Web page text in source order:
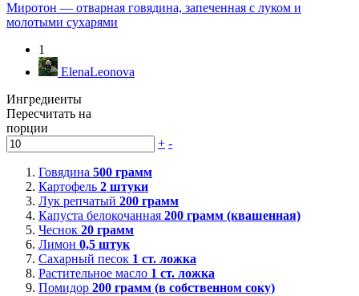
Миротон — отварная говядина, запеченная с луком и
молотыми сухарями
1
ElenaLeonova
Ингредиенты
Пересчитать на
порции
+ -
Говядина 500 грамм
Картофель 2 штуки
Лук репчатый 200 грамм
Капуста белокочанная 200 грамм (квашенная)
Чеснок 20 грамм
Лимон 0,5 штук
Сахарный песок 1 ст. ложка
Растительное масло 1 ст. ложка
Помидор 200 грамм (в собственном соку)